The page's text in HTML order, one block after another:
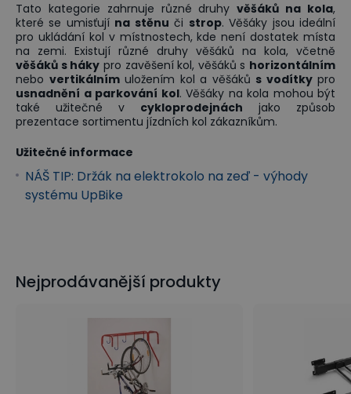
Tato kategorie zahrnuje různé druhyvěšáků na kola,
které se umisťují na stěnu či strop. Věšáky jsou ideální
pro ukládání kol v místnostech, kde není dostatek místa
na zemi. Existují různé druhy věšáků na kola, včetně
věšáků s háky pro zavěšení kol, věšáků s horizontálním
nebo vertikálnímuložením kol a věšáků s vodítkypro
usnadnění a parkování kol. Věšáky na kola mohou být
také užitečné v cykloprodejnách jako způsob
prezentace sortimentu jízdních kol zákazníkům.
Užitečné informace
NÁŠ TIP: Držák na elektrokolo na zeď - výhody
systému UpBike
Nejprodávanější produkty